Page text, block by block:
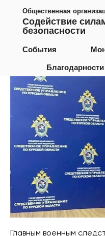
Общественная
Содействие
безопасности
События
Благодарности
Курская
Главным военным